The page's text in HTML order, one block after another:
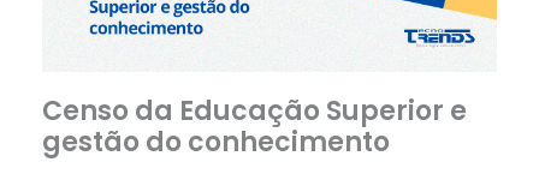
Censo da Educação Superior e
gestão do conhecimento